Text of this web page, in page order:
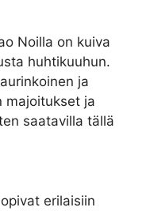
Noilla on kuiva
huhtikuuhun.
ja
majoitukset ja
saatavilla tällä
erilaisiin